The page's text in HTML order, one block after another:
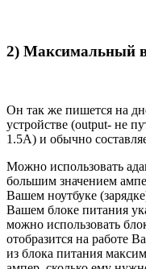
2) Максимальный
Он так же пишется на
устройстве (output- не
1.5A) и обычно
Можно использовать
большим значением
Вашем ноутбуке
Вашем блоке питания
можно использовать
отобразится на работе
из блока питания